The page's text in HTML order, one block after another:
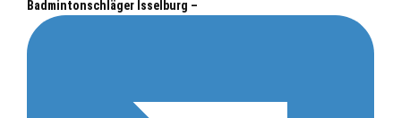
Badmintonschläger Isselburg –